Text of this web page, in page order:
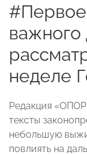
важного
неделе
Редакция
тексты
небольшую
повлиять на